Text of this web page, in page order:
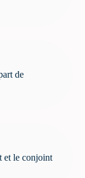
de
et le conjoint